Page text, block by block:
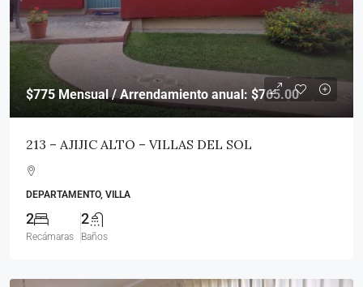
$775Mensual / Arrendamiento anual: $765.00
213 – AJIJIC ALTO – VILLAS DEL SOL
DEPARTAMENTO, VILLA
2
Recámaras
2
Baños